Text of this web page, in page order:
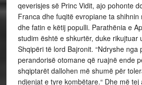
qeverisjes së Princ Vidit, ajo pohonte
Franca dhe fuqitë evropiane ta shihnin
dhe fatin e këtij populli. Parathënia e
studim është e shkurtër, duke rikujtuar
Shqipëri të lord Bajronit. “Ndryshe nga
perandorisë otomane që ruajnë ende
shqiptarët dallohen më shumë për
ndjenjat e tyre kombëtare.“ Dhe më tej